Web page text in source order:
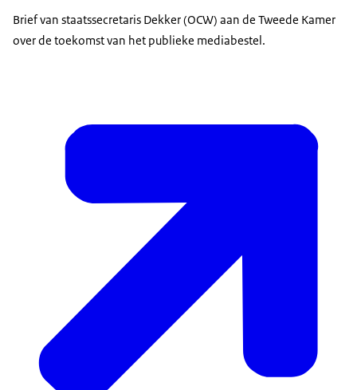
Brief van staatssecretaris Dekker (OCW) aan de Tweede Kamer
over de toekomst van het publieke mediabestel.